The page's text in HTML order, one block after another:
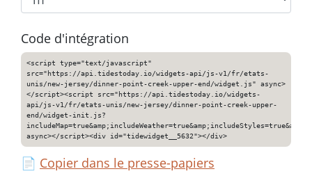
Code d'intégration
<script type="text/javascript"
src="https://api.tidestoday.io/widgets-api/js-v1/fr/etats-
unis/new-jersey/dinner-point-creek-upper-end/widget.js" async>
</script><script src="https://api.tidestoday.io/widgets-
api/js-v1/fr/etats-unis/new-jersey/dinner-point-creek-upper-
end/widget-init.js?
async></script><div id="tidewidget__5632"></div>
📄 Copier dans le presse-papiers